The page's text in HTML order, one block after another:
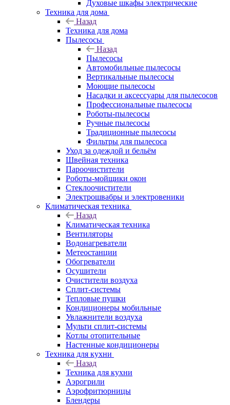
Духовые шкафы электрические
Техника для дома
Назад
Техника для дома
Пылесосы
Назад
Пылесосы
Автомобильные пылесосы
Вертикальные пылесосы
Моющие пылесосы
Насадки и аксессуары для пылесосов
Профессиональные пылесосы
Роботы-пылесосы
Ручные пылесосы
Традиционные пылесосы
Фильтры для пылесоса
Уход за одеждой и бельём
Швейная техника
Пароочистители
Роботы-мойщики окон
Стеклоочистители
Электрошвабры и электровеники
Климатическая техника
Назад
Климатическая техника
Вентиляторы
Водонагреватели
Метеостанции
Обогреватели
Осушители
Очистители воздуха
Сплит-системы
Тепловые пушки
Кондиционеры мобильные
Увлажнители воздуха
Мульти сплит-системы
Котлы отопительные
Настенные кондиционеры
Техника для кухни
Назад
Техника для кухни
Аэрогрили
Аэрофритюрницы
Блендеры